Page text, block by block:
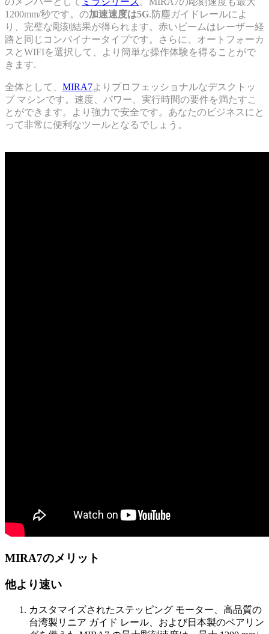
1200mm/秒です。の加速速度は5G.防塵ガイドレールによ
り、完璧な彫刻結果が得られます。赤いビームはレーザー経
路と同じコンバイナータイプです。さらに、オートフォーカ
スとWIFIを選択して、より簡単な操作体験を得ることがで
きます.
全体として、 MIRA7よりプロフェッショナルなデスクトッ
プ マシンです。速度、パワー、実行時間の要件を満たすこ
とができます。より強力で安全です。あなたのビジネスにと
って非常に便利なツールとなるでしょう。
MIRA7のメリット
他より速い
カスタマイズされたステッピング モーター、高品質の
台湾製リニア ガイド レール、および日本製のベアリン